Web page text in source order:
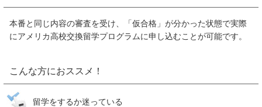
本番と同じ内容の審査を受け、「仮合格」が分かった状態で実際
にアメリカ高校交換留学プログラムに申し込むことが可能です。
こんな方におススメ！
留学をするか迷っている